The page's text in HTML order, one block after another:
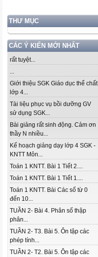
THƯ MỤC
CÁC Ý KIẾN MỚI NHẤT
rất tuyệt...
...
Giới thiệu SGK Giáo dục thể chất
lớp 4...
Tài liệu phục vụ bồi dưỡng GV
sử dụng SGK...
Bài giảng rất sinh động. Cảm ơn
thầy N nhiều...
Kế hoạch giảng dạy lớp 4 SGK -
KNTT Môn...
Toán 1 KNTT. Bài 1 Tiết 2....
Toán 1 KNTT. Bài 1 Tiết 1....
Toán 1 KNTT. Bài Các số từ 0
đến 10...
TUẦN 2- Bài 4. Phân số thập
phân...
TUẦN 2- T3. Bài 5. Ôn tập các
phép tính...
TUẦN 2- T2. Bài 5. Ôn tập các